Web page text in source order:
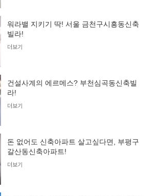
워라밸 지키기 딱! 서울 금천구시흥동신축
빌라!
더보기
건설사계의 에르메스? 부천심곡동신축빌
라!
더보기
돈 없어도 신축아파트 살고싶다면, 부평구
갈산동신축아파트!
더보기